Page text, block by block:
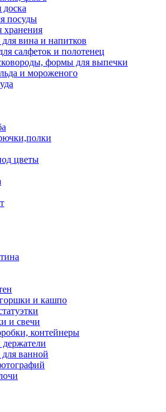
доска
посуды
хранения
вина и напитков
салфеток и полотенец
формы для выпечки
и мороженого
цветы
и кашпо
и свечи
контейнеры
ванной